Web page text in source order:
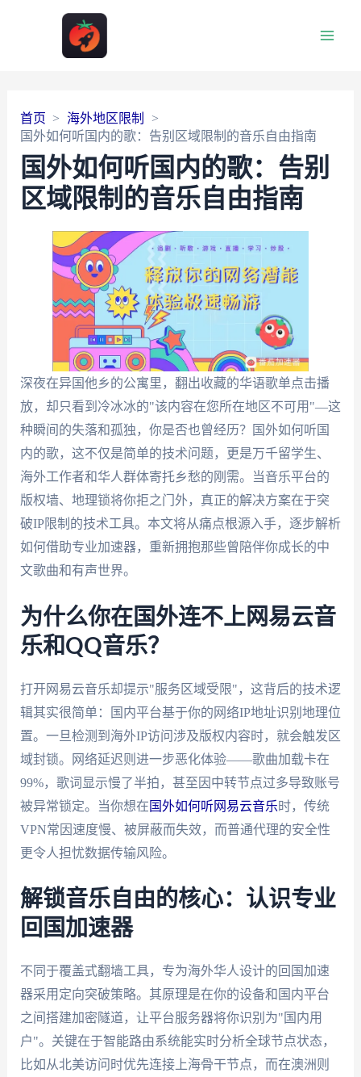
首页
海外地区限制
国外如何听国内的歌：告别区域限制的音乐自由指南
国外如何听国内的歌：告别
区域限制的音乐自由指南
深夜在异国他乡的公寓里，翻出收藏的华语歌单点击播
放，却只看到冷冰冰的"该内容在您所在地区不可用"—这
种瞬间的失落和孤独，你是否也曾经历？国外如何听国
内的歌，这不仅是简单的技术问题，更是万千留学生、
海外工作者和华人群体寄托乡愁的刚需。当音乐平台的
版权墙、地理锁将你拒之门外，真正的解决方案在于突
破IP限制的技术工具。本文将从痛点根源入手，逐步解析
如何借助专业加速器，重新拥抱那些曾陪伴你成长的中
文歌曲和有声世界。
为什么你在国外连不上网易云音
乐和QQ音乐？
打开网易云音乐却提示"服务区域受限"，这背后的技术逻
辑其实很简单：国内平台基于你的网络IP地址识别地理位
置。一旦检测到海外IP访问涉及版权内容时，就会触发区
域封锁。网络延迟则进一步恶化体验——歌曲加载卡在
99%，歌词显示慢了半拍，甚至因中转节点过多导致账号
被异常锁定。当你想在 国外如何听网易云音乐时，传统
VPN常因速度慢、被屏蔽而失效，而普通代理的安全性
更令人担忧数据传输风险。
解锁音乐自由的核心：认识专业
回国加速器
不同于覆盖式翻墙工具，专为海外华人设计的回国加速
器采用定向突破策略。其原理是在你的设备和国内平台
之间搭建加密隧道，让平台服务器将你识别为"国内用
户"。关键在于智能路由系统能实时分析全球节点状态，
比如从北美访问时优先连接上海骨干节点，而在澳洲则